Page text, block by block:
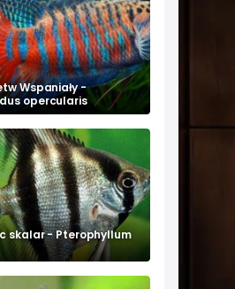
Wspaniały -
opercularis
skalar - Pterophyllum